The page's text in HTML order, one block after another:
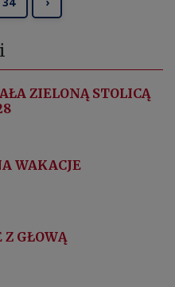
ZIELONĄ STOLICĄ
WAKACJE
Z GŁOWĄ